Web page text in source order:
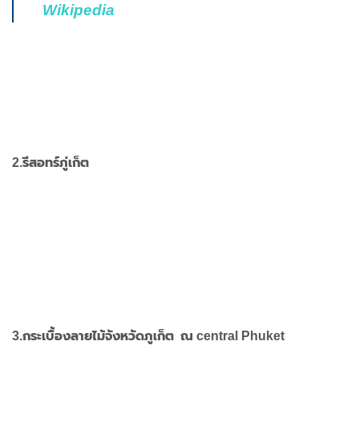
Wikipedia
2.รีสอทร์ภู่เก็ต
3.กระเบื้องลายไม้จังหวัดภูเก็ต ณ central Phuket